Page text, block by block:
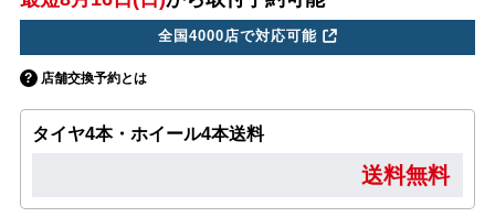
全国4000店で対応可能
店舗交換予約とは
タイヤ4本・ホイール4本送料
送料無料